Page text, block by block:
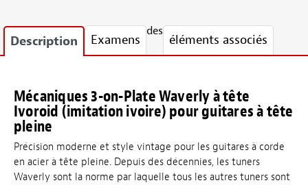
Description Examens
des
éléments associés
Mécaniques 3-on-Plate Waverly à tête
Ivoroid (imitation ivoire) pour guitares à tête
pleine
Précision moderne et style vintage pour les guitares à corde
en acier à tête pleine. Depuis des décennies, les tuners
Waverly sont la norme par laquelle tous les autres tuners sont